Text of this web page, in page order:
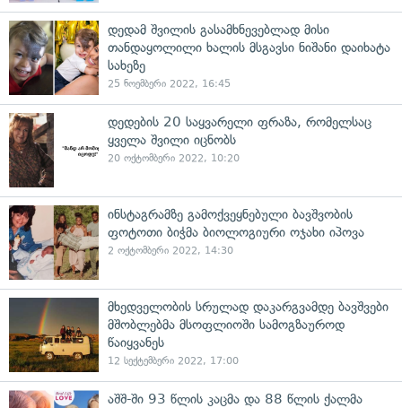
დედამ შვილის გასამხნევებლად მისი
თანდაყოლილი ხალის მსგავსი ნიშანი დაიხატა
სახეზე
25 ნოემბერი 2022, 16:45
დედების 20 საყვარელი ფრაზა, რომელსაც
ყველა შვილი იცნობს
20 ოქტომბერი 2022, 10:20
ინსტაგრამზე გამოქვეყნებული ბავშვობის
ფოტოთი ბიჭმა ბიოლოგიური ოჯახი იპოვა
2 ოქტომბერი 2022, 14:30
მხედველობის სრულად დაკარგვამდე ბავშვები
მშობლებმა მსოფლიოში სამოგზაუროდ
წაიყვანეს
12 სექტემბერი 2022, 17:00
აშშ-ში 93 წლის კაცმა და 88 წლის ქალმა